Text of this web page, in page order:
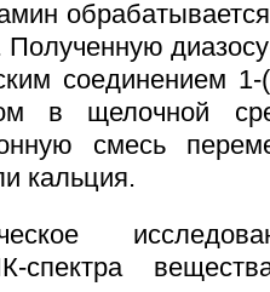
Полученную
соединением
в щелочной
смесь
кальция.
спектра